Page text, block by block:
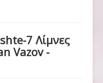
7 Λίμνες
Vazov -